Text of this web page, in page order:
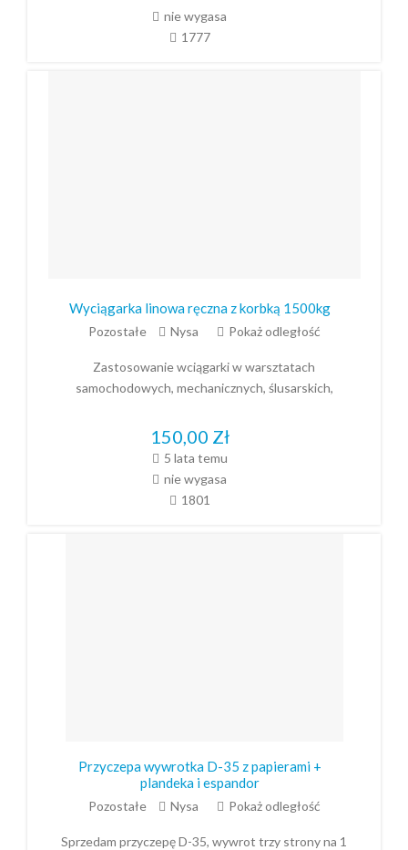
nie wygasa
1777
Wyciągarka linowa ręczna z korbką 1500kg
Pozostałe Nysa Pokaż odległość
Zastosowanie wciągarki w warsztatach
samochodowych, mechanicznych, ślusarskich,
150,00 Zł
5 lata temu
nie wygasa
1801
Przyczepa wywrotka D-35 z papierami +
plandeka i espandor
Pozostałe Nysa Pokaż odległość
Sprzedam przyczepę D-35, wywrot trzy strony na 1